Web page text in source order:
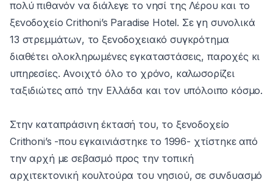
πολύ πιθανόν να διάλεγε το νησί της Λέρου και το
ξενοδοχείο Crithoni’s Paradise Hotel. Σε γη συνολικά
13 στρεμμάτων, το ξενοδοχειακό συγκρότημα
διαθέτει ολοκληρωμένες εγκαταστάσεις, παροχές κι
υπηρεσίες. Ανοιχτό όλο το χρόνο, καλωσορίζει
ταξιδιώτες από την Ελλάδα και τον υπόλοιπο κόσμο.
Στην καταπράσινη έκτασή του, το ξενοδοχείο
Crithoni’s -που εγκαινιάστηκε το 1996- χτίστηκε από
την αρχή με σεβασμό προς την τοπική
αρχιτεκτονική κουλτούρα του νησιού, σε συνδυασμό